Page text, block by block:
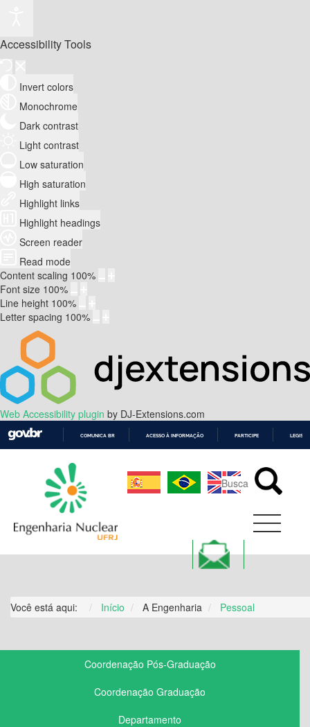
Accessibility Tools
Invert colors
Monochrome
Dark contrast
Light contrast
Low saturation
High saturation
Highlight links
Highlight headings
Screen reader
Read mode
Content scaling 100%
Font size 100%
Line height 100%
Letter spacing 100%
Web Accessibility plugin by DJ-Extensions.com
CONTEÚDO
COMUNICA BR ACESSO À INFORMAÇÃO PARTICIPE
Você está aqui: Início A Engenharia Pessoal
Coordenação Pós-Graduação
Coordenação Graduação
Departamento